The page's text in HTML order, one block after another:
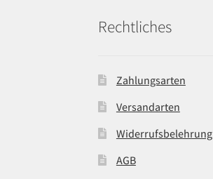
Rechtliches
Zahlungsarten
Versandarten
Widerrufsbelehrung
AGB